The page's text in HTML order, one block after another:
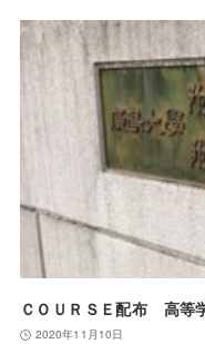
ＣＯＵＲＳＥ配布 高
2020年11月10日